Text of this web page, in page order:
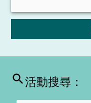
search活動搜尋：